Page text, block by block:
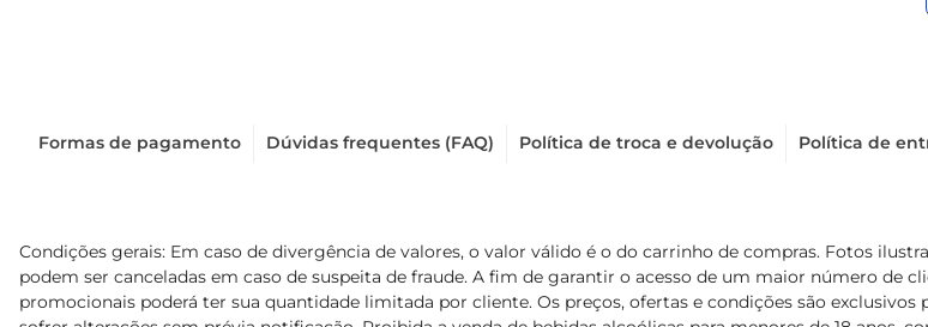
Formas de pagamento Dúvidas frequentes (FAQ) Política de troca e devolução Política de
Condições gerais: Em caso de divergência de valores, o valor válido é o do carrinho de compras. Fotos
podem ser canceladas em caso de suspeita de fraude. A fim de garantir o acesso de um maior número de
promocionais poderá ter sua quantidade limitada por cliente. Os preços, ofertas e condições são